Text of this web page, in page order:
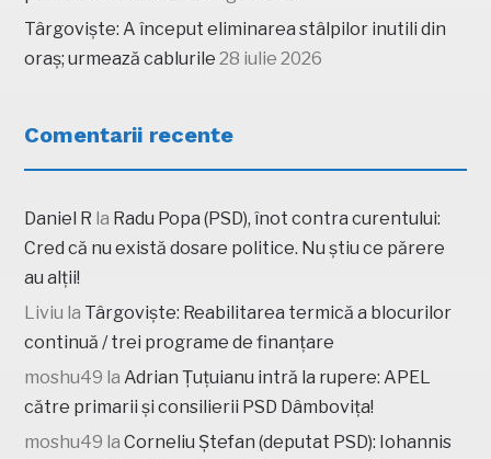
Târgoviște: A început eliminarea stâlpilor inutili din
oraș; urmează cablurile 28 iulie 2026
Comentarii recente
Daniel R la Radu Popa (PSD), înot contra curentului:
Cred că nu există dosare politice. Nu știu ce părere
au alții!
Liviu la Târgoviște: Reabilitarea termică a blocurilor
continuă / trei programe de finanțare
moshu49 la Adrian Țuțuianu intră la rupere: APEL
către primarii și consilierii PSD Dâmbovița!
moshu49 laCorneliu Ștefan (deputat PSD): Iohannis